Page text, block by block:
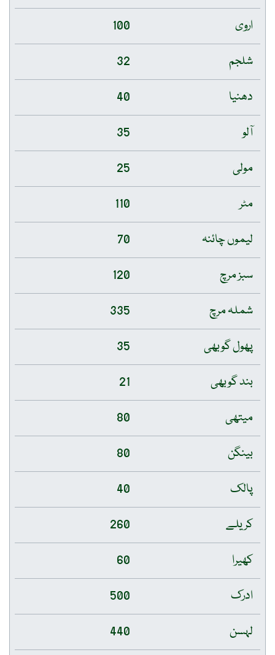
اروی
100
شلجم
32
دھنیا
40
آلو
35
مولی
25
مٹر
110
لیموں چائنہ
70
سبز مرچ
120
شملہ مرچ
335
پھول گوبھی
35
بند گوبھی
21
میتھی
80
بینگن
80
پالک
40
کریلے
260
کھیرا
60
ادرک
500
لہسن
440